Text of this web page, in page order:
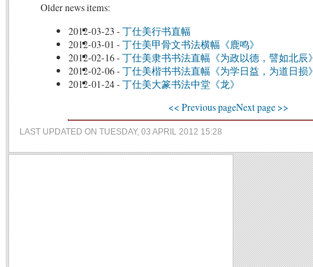
Older news items:
2012-03-23 - 丁仕美行书直幅
2012-03-01 - 丁仕美甲骨文书法横幅《鹿鸣》
2012-02-16- 丁仕美隶书书法直幅《为政以德，譬如北辰
2012-02-06- 丁仕美楷书书法直幅《为学日益，为道日损
2012-01-24- 丁仕美大篆书法中堂《龙》
<< Previous pageNext page >>
LAST UPDATED ON TUESDAY, 03 APRIL 2012 15:28